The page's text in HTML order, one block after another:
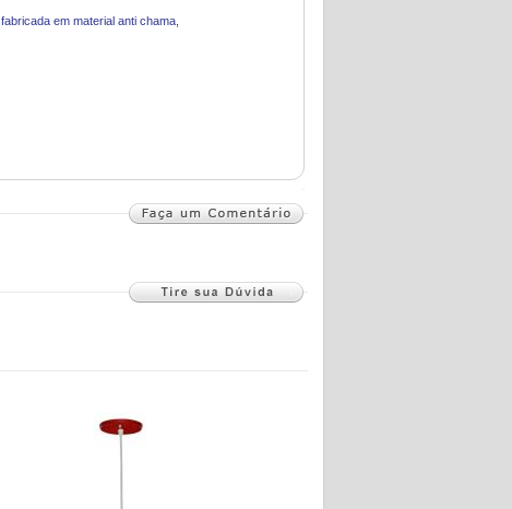
fabricada em material anti chama,